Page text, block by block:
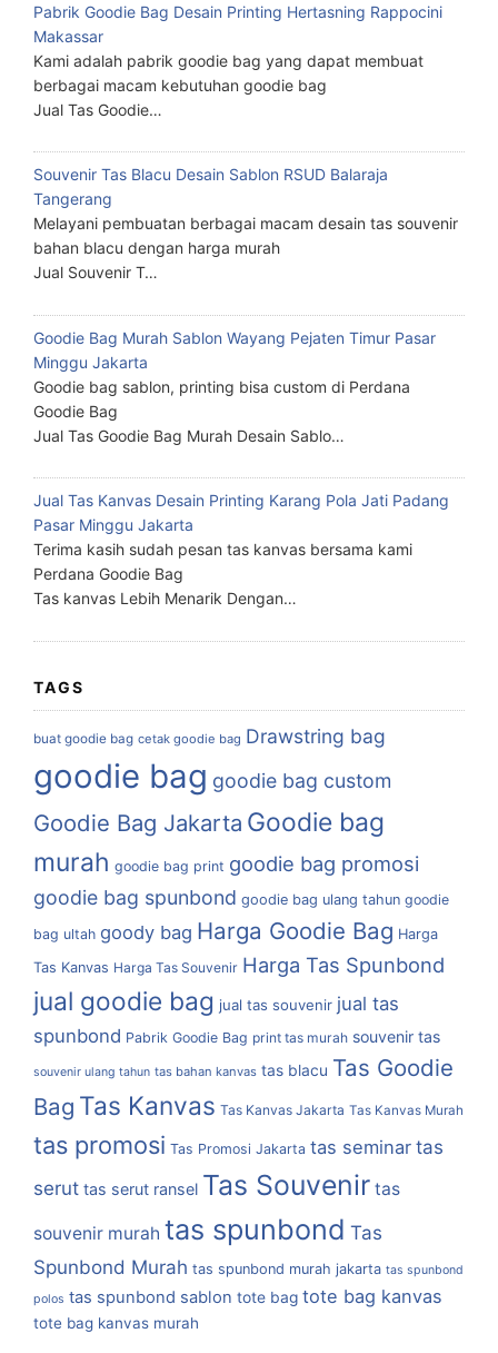
Pabrik Goodie Bag Desain Printing Hertasning Rappocini
Makassar
Kami adalah pabrik goodie bag yang dapat membuat
berbagai macam kebutuhan goodie bag
Jual Tas Goodie…
Souvenir Tas Blacu Desain Sablon RSUD Balaraja
Tangerang
Melayani pembuatan berbagai macam desain tas souvenir
bahan blacu dengan harga murah
Jual Souvenir T…
Goodie Bag Murah Sablon Wayang Pejaten Timur Pasar
Minggu Jakarta
Goodie bag sablon, printing bisa custom di Perdana
Goodie Bag
Jual Tas Goodie Bag Murah Desain Sablo…
Jual Tas Kanvas Desain Printing Karang Pola Jati Padang
Pasar Minggu Jakarta
Terima kasih sudah pesan tas kanvas bersama kami
Perdana Goodie Bag
Tas kanvas Lebih Menarik Dengan…
TAGS
buat goodie bag cetak goodie bag Drawstring bag
goodie bag goodie bag custom
Goodie Bag Jakarta Goodie bag
murah goodie bag print goodie bag promosi
goodie bag spunbond goodie bag ulang tahun goodie
bag ultah goody bag Harga Goodie Bag Harga
Tas Kanvas Harga Tas Souvenir Harga Tas Spunbond
jual goodie bag jual tas souvenir jual tas
spunbond Pabrik Goodie Bag print tas murah souvenir tas
souvenir ulang tahun tas bahan kanvas tas blacu Tas Goodie
Bag Tas Kanvas Tas Kanvas Jakarta Tas Kanvas Murah
tas promosi Tas Promosi Jakarta tas seminar tas
serut tas serut ransel Tas Souvenir tas
souvenir murah tas spunbond Tas
Spunbond Murah tas spunbond murah jakarta tas spunbond
polos tas spunbond sablon tote bag tote bag kanvas
tote bag kanvas murah